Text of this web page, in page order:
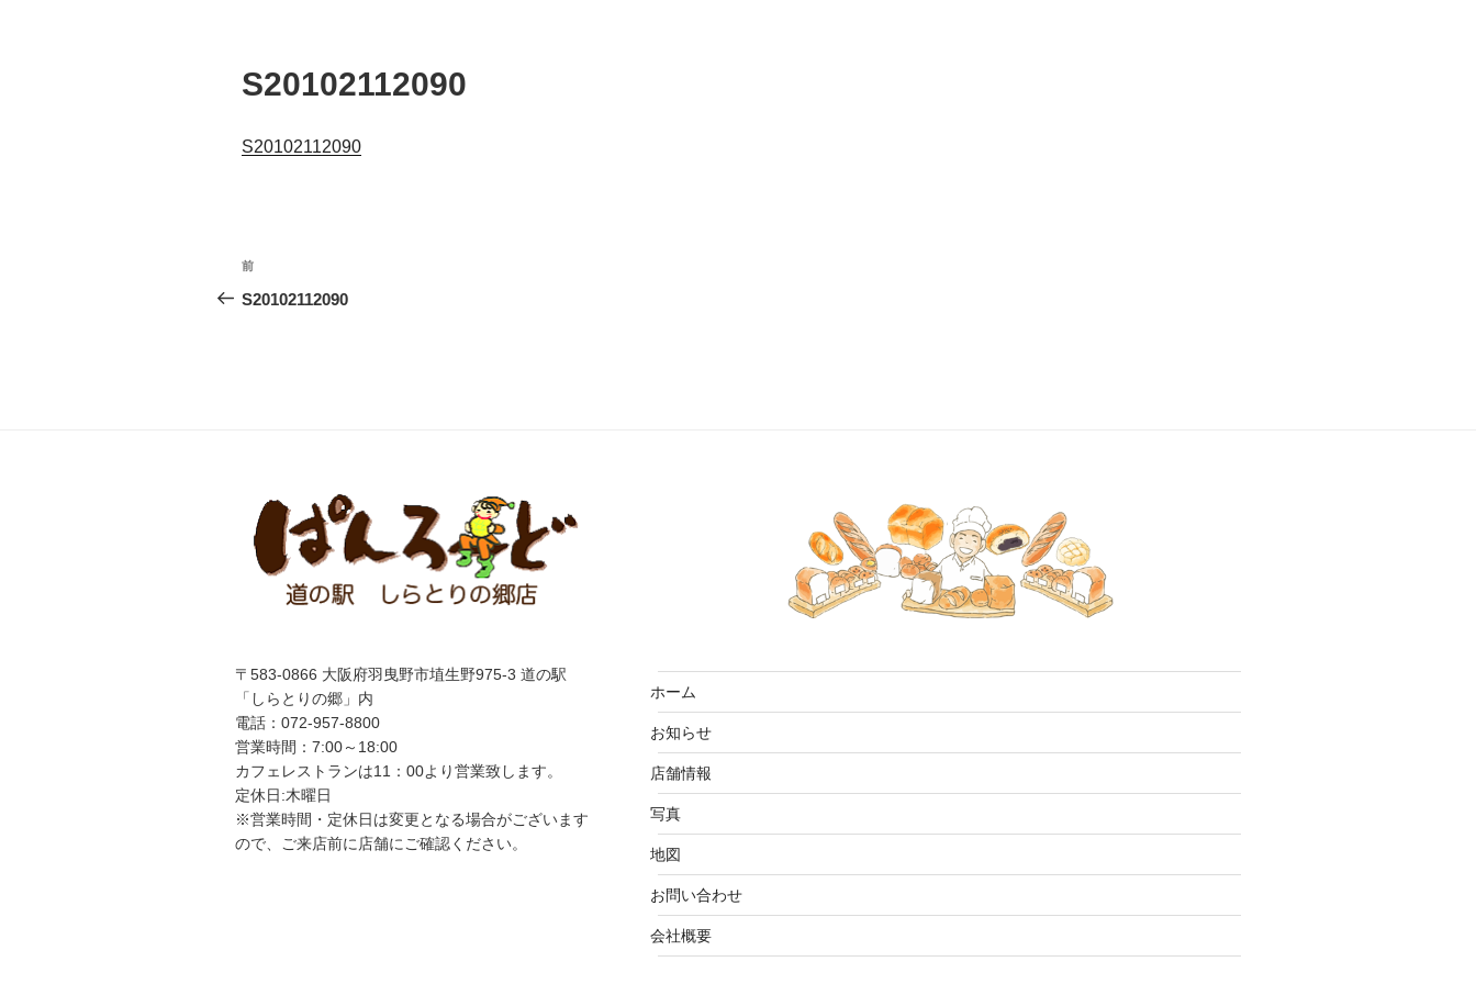
S20102112090
S20102112090
投
稿
シ
ョ
ン
前
の
前
S20102112090
〒583-0866 大阪府羽曳野市埴生野975-3 道の駅
「しらとりの郷」内
電話：072-957-8800
営業時間：7:00～18:00
カフェレストランは11 ： 00より営業致します。
定休日:木曜日
※営業時間・定休日は変更となる場合がございます
ので、ご来店前に店舗にご確認ください。
ホーム
お知らせ
店舗情報
写真
地図
お問い合わせ
会社概要